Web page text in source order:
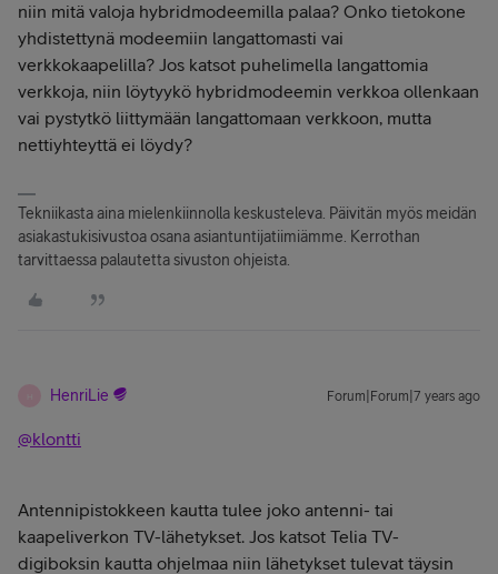
niin mitä valoja hybridmodeemilla palaa? Onko tietokone
yhdistettynä modeemiin langattomasti vai
verkkokaapelilla? Jos katsot puhelimella langattomia
verkkoja, niin löytyykö hybridmodeemin verkkoa ollenkaan
vai pystytkö liittymään langattomaan verkkoon, mutta
nettiyhteyttä ei löydy?
Tekniikasta aina mielenkiinnolla keskusteleva. Päivitän myös meidän
asiakastukisivustoa osana asiantuntijatiimiämme. Kerrothan
tarvittaessa palautetta sivuston ohjeista.
HenriLie Forum|Forum|7 years ago
@klontti
Antennipistokkeen kautta tulee joko antenni- tai
kaapeliverkon TV-lähetykset. Jos katsot Telia TV-
digiboksin kautta ohjelmaa niin lähetykset tulevat täysin